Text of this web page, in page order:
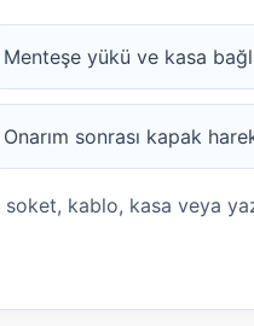
Menteşe yükü ve kasa
Onarım sonrası kapak
kablo, kasa veya